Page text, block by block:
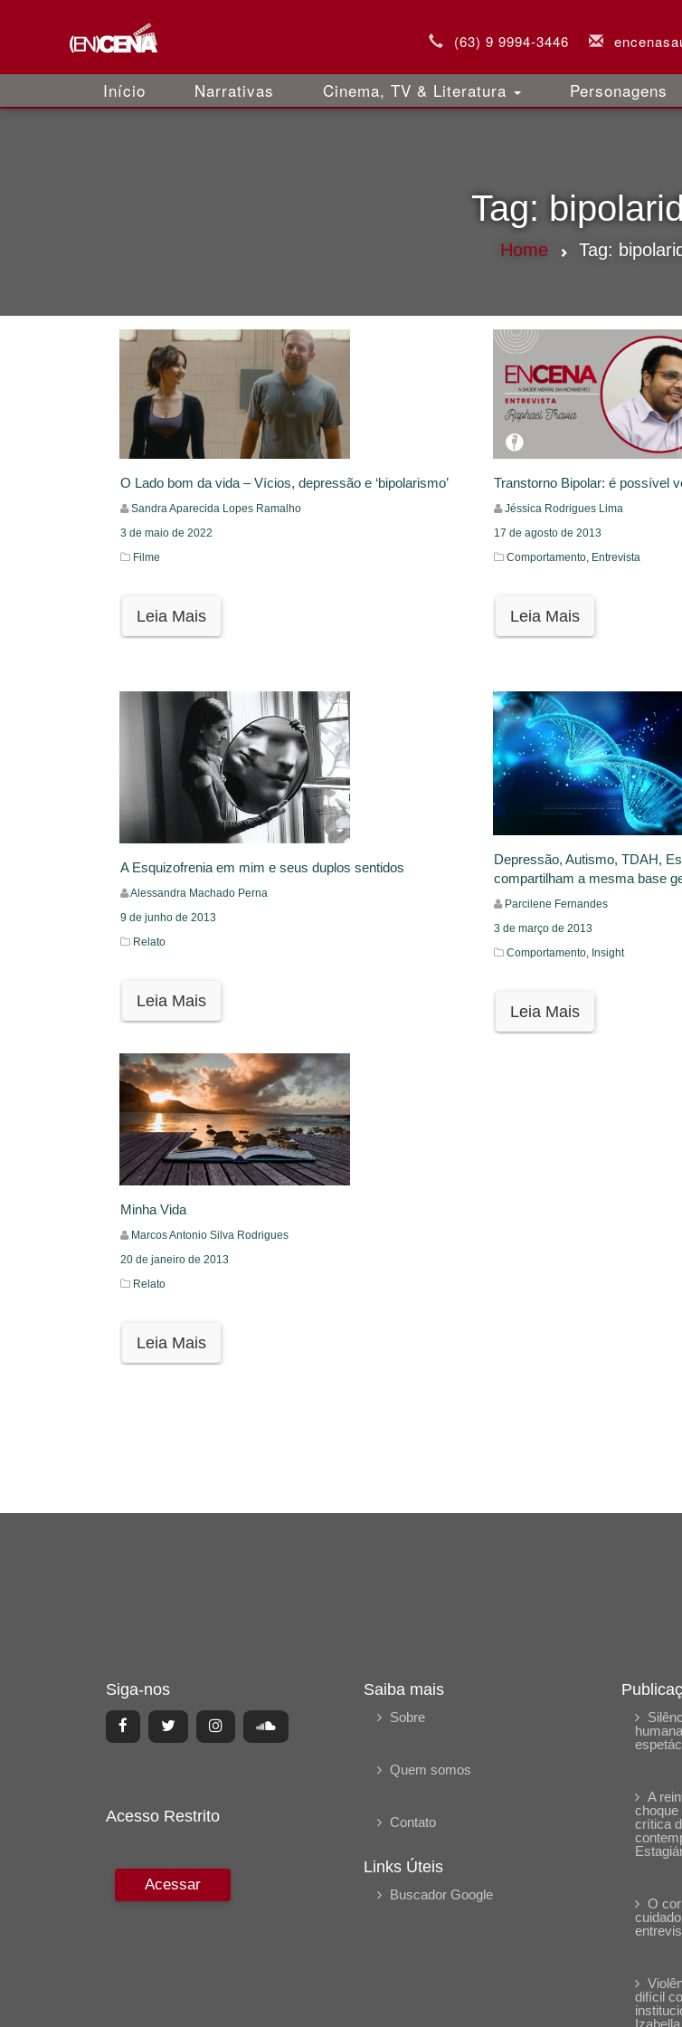
(63) 9 9994-3446
Início Narrativas Cinema, TV & Literatura Personagens
Tag:
Home Tag:
O Lado bom da vida – Vícios, depressão e ‘bipolarismo’
Sandra Aparecida Lopes Ramalho
3 de maio de 2022
Filme
Leia Mais
Transtorno Bipolar: é possível
Jéssica Rodrigues Lima
17 de agosto de 2013
Comportamento, Entrevista
Leia Mais
A Esquizofrenia em mim e seus duplos sentidos
Alessandra Machado Perna
9 de junho de 2013
Relato
Leia Mais
Depressão, Autismo, TDAH,
compartilham a mesma base
Parcilene Fernandes
3 de março de 2013
Comportamento, Insight
Leia Mais
Minha Vida
Marcos Antonio Silva Rodrigues
20 de janeiro de 2013
Relato
Leia Mais
Siga-nos
Acesso Restrito
Acessar
Saiba mais
Sobre
Quem somos
Contato
Links Úteis
Buscador Google
A
choque
crítica
O
difícil